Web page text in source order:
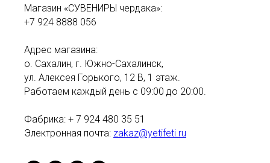
Магазин «СУВЕНИРЫ чердака»:
+7 924 8888 056
Адрес магазина:
о. Сахалин, г. Южно-Сахалинск,
ул. Алексея Горького, 12 В, 1 этаж.
Работаем каждый день с 09:00 до 20:00.
Фабрика: + 7 924 480 35 51
Электронная почта: zakaz@yetifeti.ru